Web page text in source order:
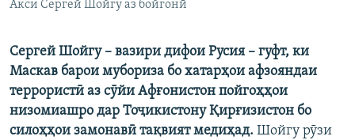
Акси Сергей Шойгу аз бойгонӣ
Сергей Шойгу – вазири дифои Русия – гуфт, ки
Маскав барои мубориза бо хатарҳои афзояндаи
террористӣ аз сӯйи Афғонистон пойгоҳҳои
низомиашро дар Тоҷикистону Қирғизистон бо
силоҳҳои замонавӣ тақвият медиҳад. Шойгу рӯзи